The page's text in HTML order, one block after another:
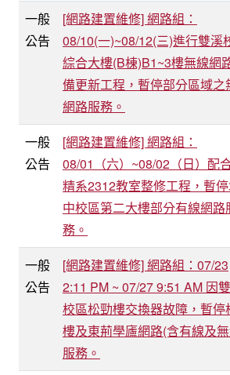
一般
公告
[網路建置維修] 網路組：
08/10(一)~08/12(三)進行雙溪
綜合大樓(B棟)B1~3樓無線網
備更新工程，暫停部分區域之
網路服務。
一般
公告
[網路建置維修] 網路組：
08/01（六）~08/02（日）配
精系2312教室整修工程，暫
中校區第二大樓部分有線網路
務。
一般
公告
[網路建置維修] 網路組：07/23
2:11 PM ~ 07/27 9:51 AM 因
校區松勁樓交換器故障，暫停
樓及東荊學廬網路(含有線及
服務。